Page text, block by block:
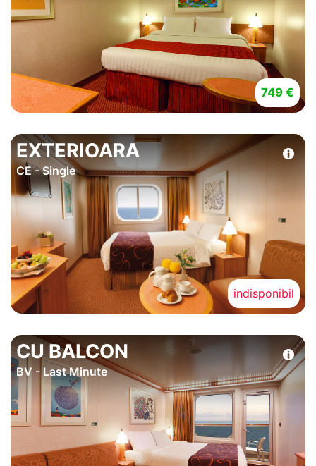
749 €
EXTERIOARA
CE - Single
indisponibil
CU BALCON
BV - Last Minute